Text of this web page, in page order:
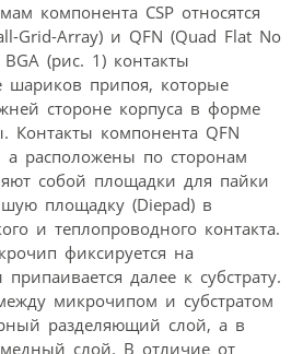
компонента CSP относятся
Grid-Array) и QFN (Quad Flat No
(рис. 1) контакты
шариков припоя, которые
стороне корпуса в форме
Контакты компонента QFN
а расположены по сторонам
собой площадки для пайки
площадку (Diepad) в
и теплопроводного контакта.
фиксируется на
далее к субстрату.
микрочипом и субстратом
разделяющий слой, а в
слой. В отличие от